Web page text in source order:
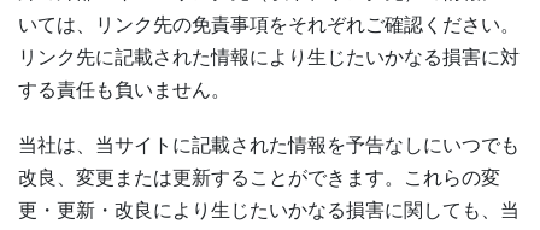
いては、リンク先の免責事項をそれぞれご確認ください。
リンク先に記載された情報により生じたいかなる損害に対
する責任も負いません。
当社は、当サイトに記載された情報を予告なしにいつでも
改良、変更または更新することができます。これらの変
更・更新・改良により生じたいかなる損害に関しても、当